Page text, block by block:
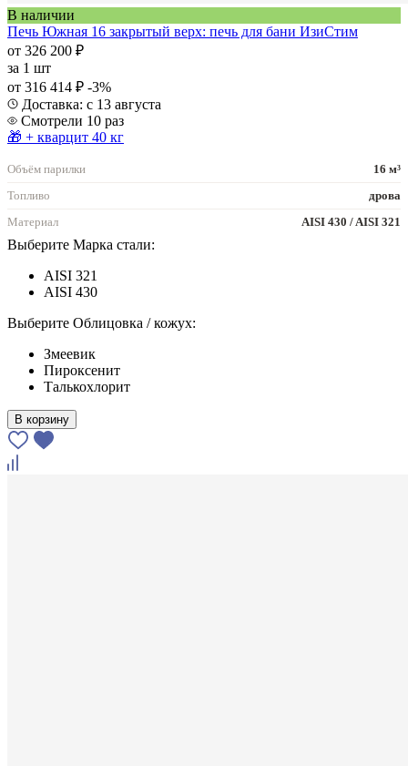
В наличии
Печь Южная 16 закрытый верх: печь для бани ИзиСтим
от 326 200 ₽
за 1 шт
от 316 414 ₽ -3%
Доставка: с 13 августа
Смотрели 10 раз
🎁 + кварцит 40 кг
Объём парилки
16 м³
Топливо
дрова
Материал
AISI 430 / AISI 321
Выберите Марка стали:
AISI 321
AISI 430
Выберите Облицовка / кожух:
Змеевик
Пироксенит
Талькохлорит
В корзину